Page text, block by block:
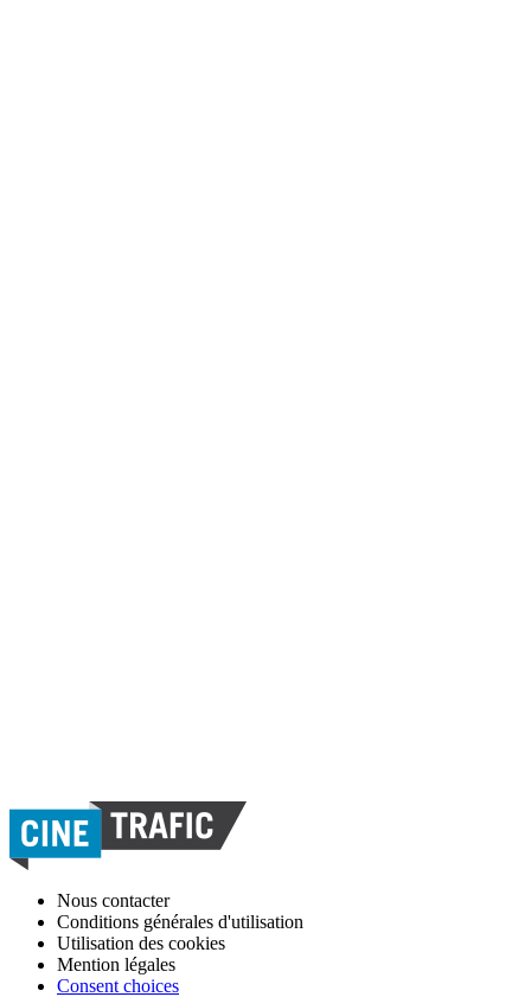
Nous contacter
Conditions générales d'utilisation
Utilisation des cookies
Mention légales
Consent choices